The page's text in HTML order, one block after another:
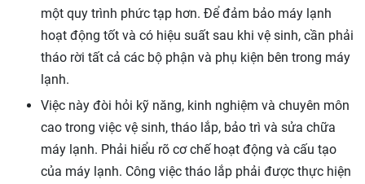
một quy trình phức tạp hơn. Để đảm bảo máy lạnh
hoạt động tốt và có hiệu suất sau khi vệ sinh, cần phải
tháo rời tất cả các bộ phận và phụ kiện bên trong máy
lạnh.
Việc này đòi hỏi kỹ năng, kinh nghiệm và chuyên môn
cao trong việc vệ sinh, tháo lắp, bảo trì và sửa chữa
máy lạnh. Phải hiểu rõ cơ chế hoạt động và cấu tạo
của máy lạnh. Công việc tháo lắp phải được thực hiện